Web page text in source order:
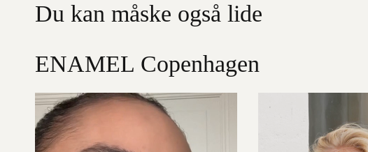
Du kan måske også lide
ENAMEL Copenhagen